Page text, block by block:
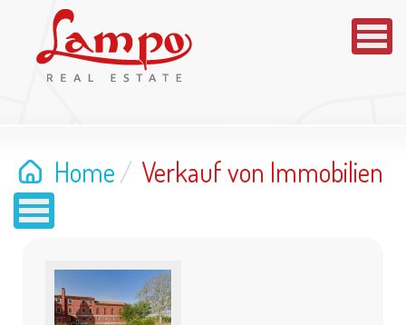
Home/ Verkauf von Immobilien